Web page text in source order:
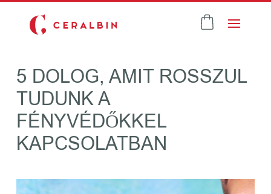
5 DOLOG, AMIT ROSSZUL
TUDUNK A
FÉNYVÉDŐKKEL
KAPCSOLATBAN